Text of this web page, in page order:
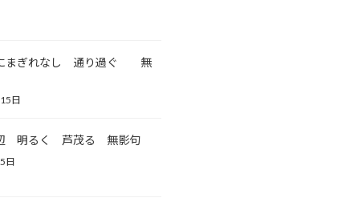
まぎれなし 通り過ぐ 無
日
明るく 芦茂る 無影句
日